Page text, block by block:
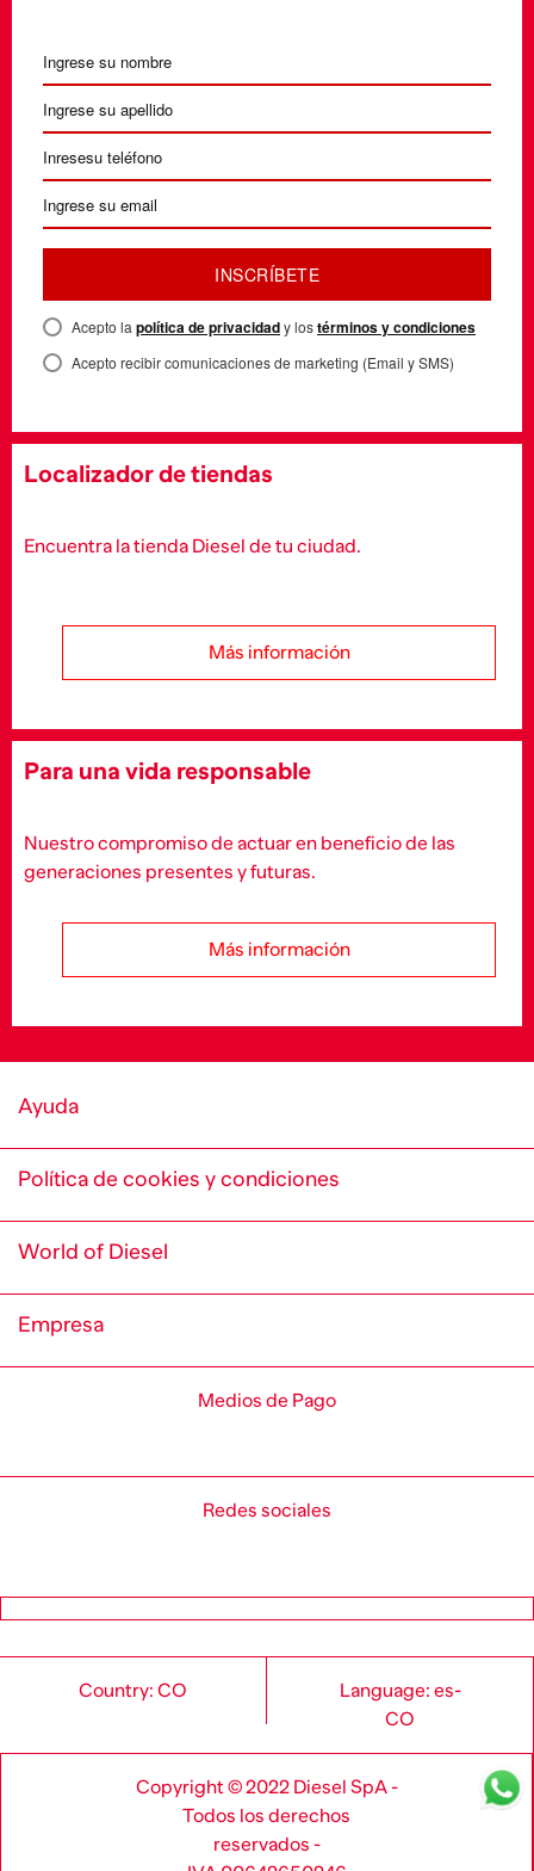
INSCRÍBETE
Acepto la política de privacidady lostérminos y condiciones
Acepto recibir comunicaciones de marketing (Email y SMS)
Localizador de tiendas
Encuentra la tienda Diesel de tu ciudad.
Más información
Para una vida responsable
Nuestro compromiso de actuar en beneficio de las
generaciones presentes y futuras.
Más información
Ayuda
Política de cookies y condiciones
World of Diesel
Empresa
Medios de Pago
Redes sociales
Country: CO
Language: es-
CO
Copyright © 2022 Diesel SpA -
Todos los derechos
reservados -